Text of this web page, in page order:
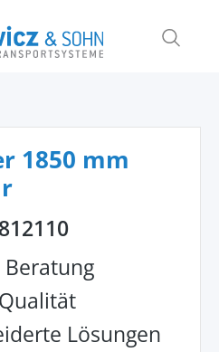
1850 mm
Lösungen